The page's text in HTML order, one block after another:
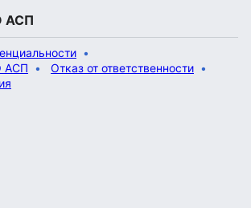
АСП
АСП
Отказ от ответственности